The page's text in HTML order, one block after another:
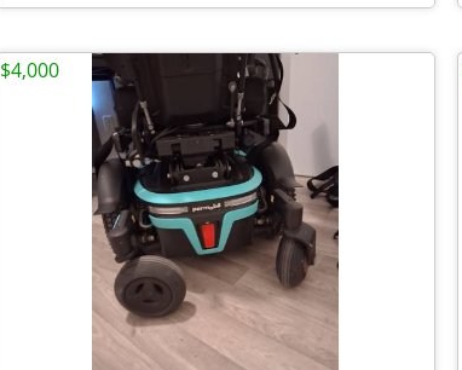
$4,000